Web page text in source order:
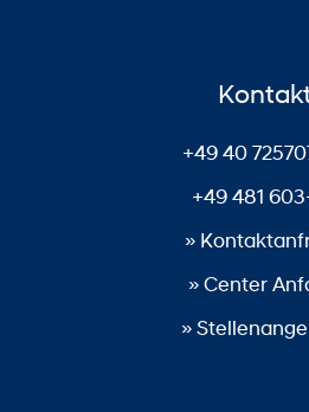
+49 40
+49 481
»
» Center
»